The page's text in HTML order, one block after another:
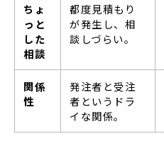
ちょ
っと
した
相談
都度見積もり
が発生し、相
談しづらい。
関係
性
発注者と受注
者というドラ
イな関係。